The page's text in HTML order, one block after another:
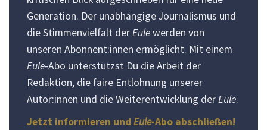
Generation. Der unabhängige Journalismus und
die Stimmenvielfalt derEulewerden von
unseren Abonnent:innen ermöglicht. Mit einem
Eule-Abo unterstützst Du die Arbeit der
Redaktion, die faire Entlohnung unserer
Autor:innen und die Weiterentwicklung derEule.
Jetzt informieren und Eule-Abo abschließen!